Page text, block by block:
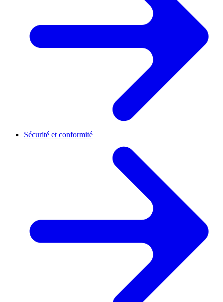
Sécurité et conformité